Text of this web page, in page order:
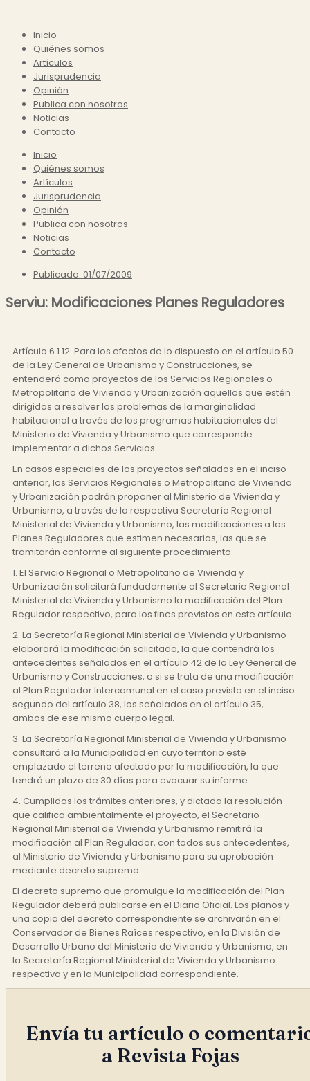
Inicio
Quiénes somos
Artículos
Jurisprudencia
Opinión
Publica con nosotros
Noticias
Contacto
Inicio
Quiénes somos
Artículos
Jurisprudencia
Opinión
Publica con nosotros
Noticias
Contacto
Publicado: 01/07/2009
Serviu: Modificaciones Planes Reguladores
Artículo 6.1.12. Para los efectos de lo dispuesto en el artículo 50
de la Ley General de Urbanismo y Construcciones, se
entenderá como proyectos de los Servicios Regionales o
Metropolitano de Vivienda y Urbanización aquellos que estén
dirigidos a resolver los problemas de la marginalidad
habitacional a través de los programas habitacionales del
Ministerio de Vivienda y Urbanismo que corresponde
implementar a dichos Servicios.
En casos especiales de los proyectos señalados en el inciso
anterior, los Servicios Regionales o Metropolitano de Vivienda
y Urbanización podrán proponer al Ministerio de Vivienda y
Urbanismo, a través de la respectiva Secretaría Regional
Ministerial de Vivienda y Urbanismo, las modificaciones a los
Planes Reguladores que estimen necesarias, las que se
tramitarán conforme al siguiente procedimiento:
1. El Servicio Regional o Metropolitano de Vivienda y
Urbanización solicitará fundadamente al Secretario Regional
Ministerial de Vivienda y Urbanismo la modificación del Plan
Regulador respectivo, para los fines previstos en este artículo.
2. La Secretaría Regional Ministerial de Vivienda y Urbanismo
elaborará la modificación solicitada, la que contendrá los
antecedentes señalados en el artículo 42 de la Ley General de
Urbanismo y Construcciones, o si se trata de una modificación
al Plan Regulador Intercomunal en el caso previsto en el inciso
segundo del artículo 38, los señalados en el artículo 35,
ambos de ese mismo cuerpo legal.
3. La Secretaría Regional Ministerial de Vivienda y Urbanismo
consultará a la Municipalidad en cuyo territorio esté
emplazado el terreno afectado por la modificación, la que
tendrá un plazo de 30 días para evacuar su informe.
4. Cumplidos los trámites anteriores, y dictada la resolución
que califica ambientalmente el proyecto, el Secretario
Regional Ministerial de Vivienda y Urbanismo remitirá la
modificación al Plan Regulador, con todos sus antecedentes,
al Ministerio de Vivienda y Urbanismo para su aprobación
mediante decreto supremo.
El decreto supremo que promulgue la modificación del Plan
Regulador deberá publicarse en el Diario Oficial. Los planos y
una copia del decreto correspondiente se archivarán en el
Conservador de Bienes Raíces respectivo, en la División de
Desarrollo Urbano del Ministerio de Vivienda y Urbanismo, en
la Secretaría Regional Ministerial de Vivienda y Urbanismo
respectiva y en la Municipalidad correspondiente.
Envía tu artículo o
a Revista Fojas